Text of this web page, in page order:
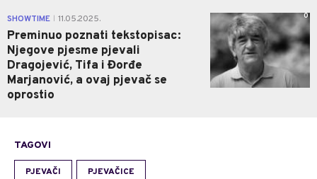
SHOWTIME 11.05.2025.
Preminuo poznati tekstopisac:
Njegove pjesme pjevali
Dragojević, Tifa i Đorđe
Marjanović, a ovaj pjevač se
oprostio
0
TAGOVI
PJEVAČI PJEVAČICE